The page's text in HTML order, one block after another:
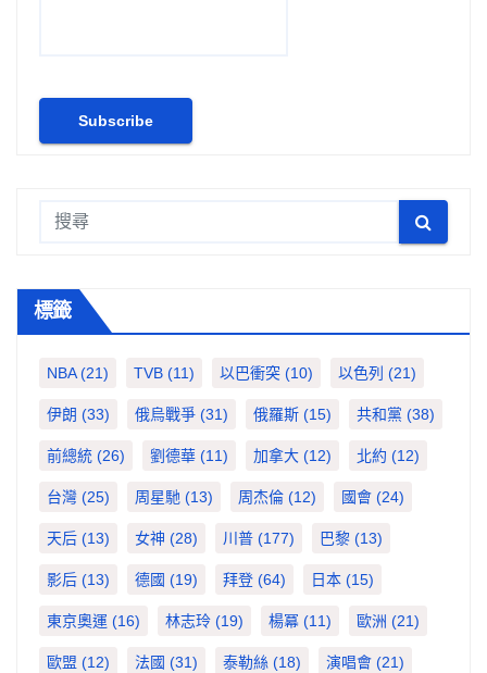
標籤
NBA(21) TVB (11) 以巴衝突 (10) 以色列 (21)
伊朗 (33) 俄烏戰爭 (31) 俄羅斯 (15) 共和黨 (38)
前總統 (26) 劉德華 (11) 加拿大 (12) 北約 (12)
台灣 (25) 周星馳 (13) 周杰倫 (12) 國會 (24)
天后 (13) 女神 (28) 川普 (177) 巴黎 (13)
影后 (13) 德國 (19) 拜登 (64) 日本 (15)
東京奧運 (16) 林志玲 (19) 楊冪 (11) 歐洲 (21)
歐盟 (12) 法國 (31) 泰勒絲 (18) 演唱會 (21)